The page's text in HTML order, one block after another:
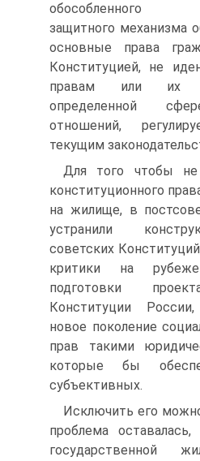
обособленного
защитного механизма
основные права
Конституцией, не
правам или их
определенной
отношений,
текущим
Для того чтобы не
конституционного
на жилище, в
устранили
советских
критики на рубеже
подготовки
Конституции
новое поколение
прав такими
которые бы
субъективных.
Исключить его
проблема
государственной